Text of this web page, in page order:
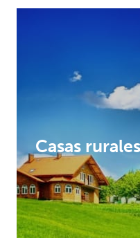
Casas